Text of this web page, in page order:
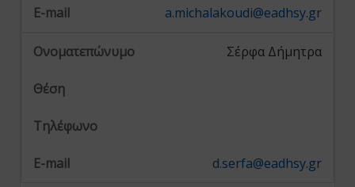
a.michalakoudi@eadhsy.gr
Σέρφα Δήμητρα
d.serfa@eadhsy.gr